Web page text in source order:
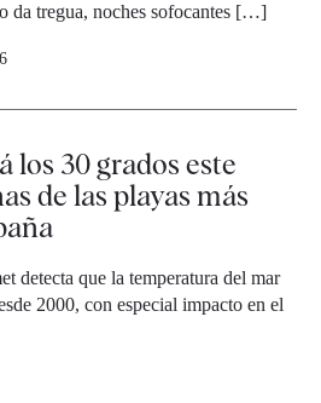
da tregua, noches sofocantes […]
los 30 grados este
de las playas más
detecta que la temperatura del mar
2000, con especial impacto en el